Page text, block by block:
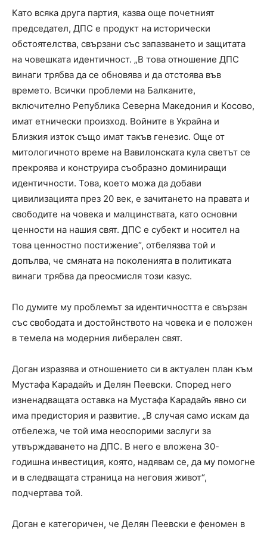
Като всяка друга партия, казва още почетният
председател, ДПС е продукт на исторически
обстоятелства, свързани със запазването и защитата
на човешката идентичност. „В това отношение ДПС
винаги трябва да се обновява и да отстоява във
времето. Всички проблеми на Балканите,
включително Република Северна Македония и Косово,
имат етнически произход. Войните в Украйна и
Близкия изток също имат такъв генезис. Още от
митологичното време на Вавилонската кула светът се
прекроява и конструира съобразно доминиращи
идентичности. Това, което можа да добави
цивилизацията през 20 век, е зачитането на правата и
свободите на човека и малцинствата, като основни
ценности на нашия свят. ДПС е субект и носител на
това ценностно постижение“, отбелязва той и
допълва, че смяната на поколенията в политиката
винаги трябва да преосмисля този казус.
По думите му проблемът за идентичността е свързан
със свободата и достойнството на човека и е положен
в темела на модерния либерален свят.
Доган изразява и отношението си в актуален план към
Мустафа Карадайъ и Делян Пеевски. Според него
изненадващата оставка на Мустафа Карадайъ явно си
има предистория и развитие. „В случая само искам да
отбележа, че той има неоспорими заслуги за
утвърждаването на ДПС. В него е вложена 30-
годишна инвестиция, която, надявам се, да му помогне
и в следващата страница на неговия живот“,
подчертава той.
Доган е категоричен, че Делян Пеевски е феномен в